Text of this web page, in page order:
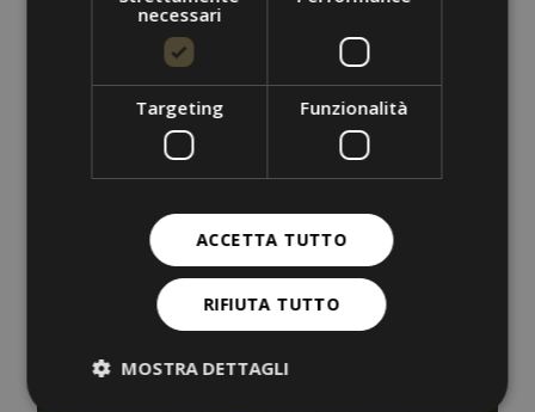
necessari
Targeting Funzionalità
ACCETTA TUTTO
RIFIUTA TUTTO
MOSTRA DETTAGLI